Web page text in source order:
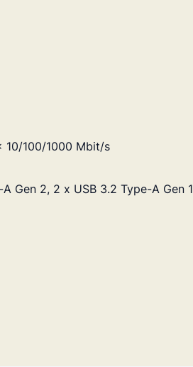
10/100/1000 Mbit/s
Gen 2, 2 x USB 3.2 Type-A Gen 1